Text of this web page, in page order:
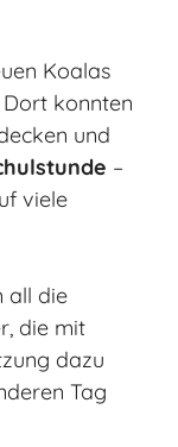
Koalas
konnten
und
–
viele
all die
die mit
dazu
Tag